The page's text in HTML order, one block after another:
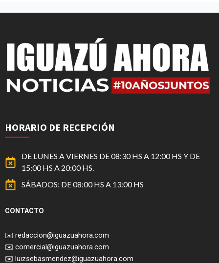
HORARIO DE RECEPCIÓN
DE LUNES A VIERNES DE 08:30 HS A 12:00 HS Y DE
15:00 HS A 20:00 HS.
SÁBADOS: DE 08:00 HS A 13:00 HS
CONTACTO
✉️ redaccion@iguazuahora.com
✉️ comercial@iguazuahora.com
✉️ luizsebasmendez@iguazuahora.com